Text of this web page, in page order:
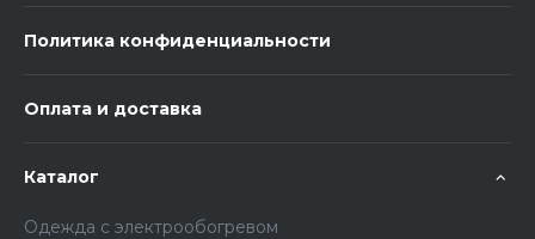
Политика конфиденциальности
Оплата и доставка
Каталог
Одежда с электрообогревом